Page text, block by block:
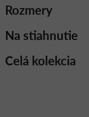
Na stiahnutie
Celá kolekcia
Rozmery